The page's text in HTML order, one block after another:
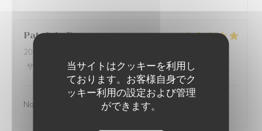
当サイトはクッキーを利用し
ております。お客様自身でク
ッキー利用の設定および管理
ができます。
Patrizia B
2026-07-31
サービス
/5 雰囲気 : 4/5 メニュー:4/5 品質-価格
Nous avons bien mangee !